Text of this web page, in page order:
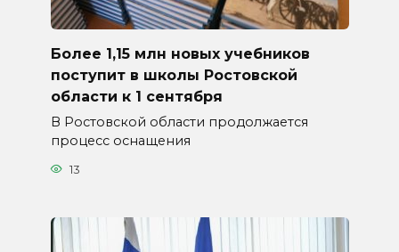
Более 1,15 млн новых учебников
поступит в школы Ростовской
области к 1 сентября
В Ростовской области продолжается
процесс оснащения
13